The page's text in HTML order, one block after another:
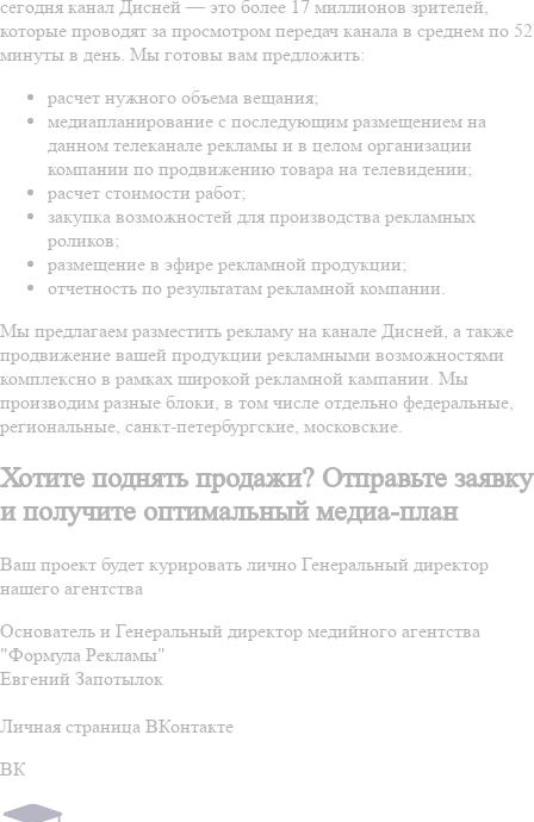
сегодня канал Дисней — это более 17 миллионов зрителей,
которые проводят за просмотром передач канала в среднем по 52
минуты в день. Мы готовы вам предложить:
расчет нужного объема вещания;
медиапланирование с последующим размещением на
данном телеканале рекламы и в целом организации
компании по продвижению товара на телевидении;
расчет стоимости работ;
закупка возможностей для производства рекламных
роликов;
размещение в эфире рекламной продукции;
отчетность по результатам рекламной компании.
Мы предлагаем разместить рекламу на канале Дисней, а также
продвижение вашей продукции рекламными возможностями
комплексно в рамках широкой рекламной кампании. Мы
производим разные блоки, в том числе отдельно федеральные,
региональные, санкт-петербургские, московские.
Хотите поднять продажи? Отправьте заявку
и получите оптимальный медиа-план
Ваш проект будет курировать лично Генеральный директор
нашего агентства
Основатель и Генеральный директор медийного агентства
"Формула Рекламы"
Евгений Запотылок
Личная страница ВКонтакте
ВК